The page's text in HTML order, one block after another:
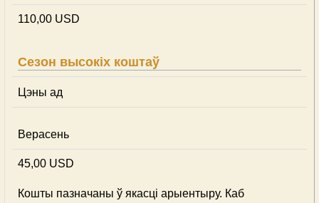
110,00 USD
Сезон высокіх коштаў
Цэны ад
Верасень
45,00 USD
Кошты пазначаны ў якасці арыентыру. Каб